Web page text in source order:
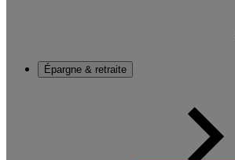
Épargne & retraite